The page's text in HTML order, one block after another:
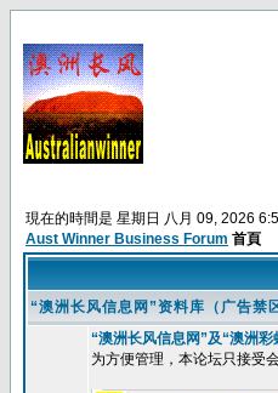
現在的時間是 星期日 八月 09, 2026
Aust Winner Business Forum 首頁
“澳洲长风信息网”资料库（广告禁
“澳洲长风信息网”及“澳洲
为方便管理，本论坛只接受